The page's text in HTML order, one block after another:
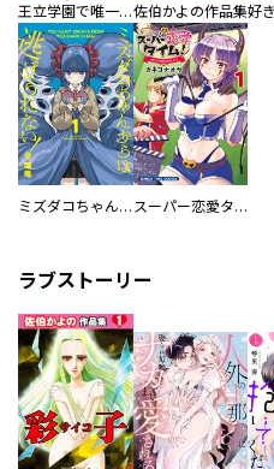
王立学園で唯一魔法が使えない庶民仲間のはずですよね～実は王子様で私を溺愛しているなんて告白はやめてください～佐伯かよの作品集
ミズダコちゃんからは逃げられない！ スーパー恋愛タイム！～現場でドＳな彼女は自宅でデレる～
ラブストーリー